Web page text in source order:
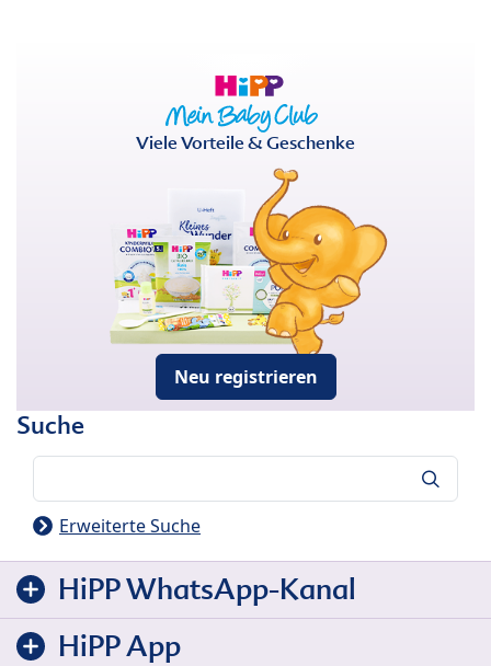
Viele Vorteile & Geschenke
Neu registrieren
Suche
Erweiterte Suche
HiPP WhatsApp-Kanal
HiPP App